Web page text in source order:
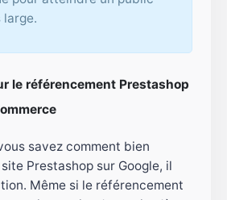
large.
le référencement Prestashop
savez comment bien
Prestashop sur Google, il
Même si le référencement